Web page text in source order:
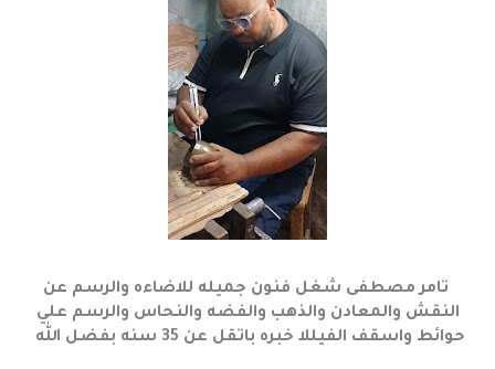
تامر مصطفى شغل فنون جميله للاضاءه والرسم عن
النقش والمعادن والذهب والفضه والنحاس والرسم علي
حوائط واسقف الفيللا خبره باتقل عن 35 سنه بفضل الله